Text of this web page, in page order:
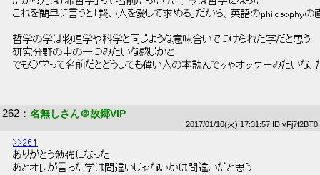
これを簡単に言うと「賢い人を愛して求める」だから、英語のphilosophyの
哲学の学は物理学や科学と同じような意味合いでつけられた字だと思う
研究分野の中の一つみたいな感じかと
でも○学って名前だとどうしても偉い人の本読んでりゃオッケーみたいな
262 ： 名無しさん＠故郷VIP
2017/01/10(火) 17:31:57 ID:vFj7f2BT0
>>261
ありがとう勉強になった
あとオレが言った学は間違いじゃないかは間違いだと思う